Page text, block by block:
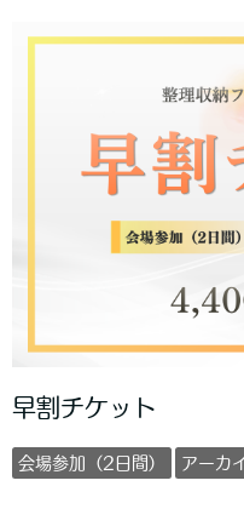
早割チケット
会場参加（2日間） アーカ